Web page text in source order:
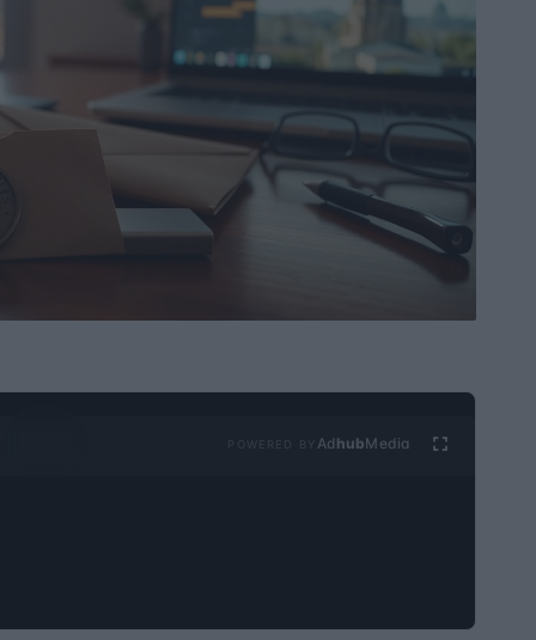
Ad hubMedia